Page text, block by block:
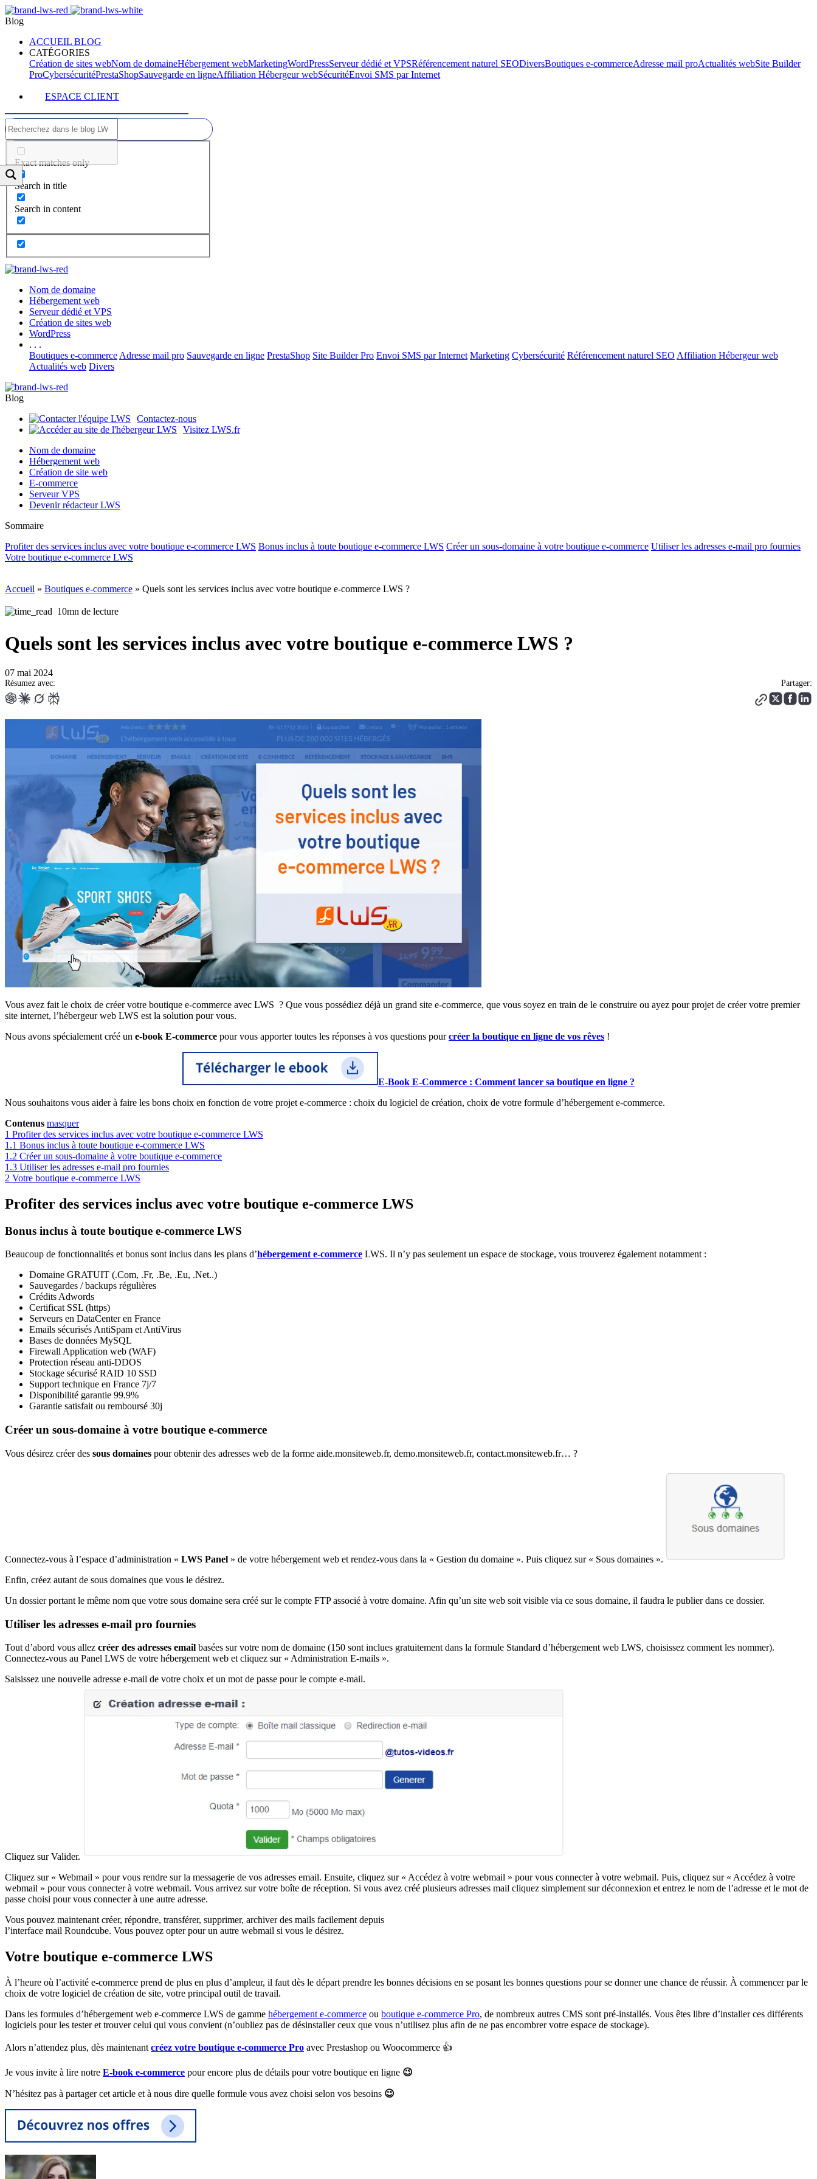
Blog
ACCUEIL BLOG
CATÉGORIES
Création de sites webNom de domaineHébergement webMarketingWordPressServeur dédié et VPSRéférencement naturel SEODiversBoutiques e-commerceAdresse mail proActualités webSite Builder
ProCybersécuritéPrestaShopSauvegarde en ligneAffiliation Hébergeur webSécuritéEnvoi SMS par Internet
ESPACE CLIENT
Exact matches only
Search in title
Search in content
Nom de domaine
Hébergement web
Serveur dédié et VPS
Création de sites web
WordPress
. . .
Boutiques e-commerce Adresse mail pro Sauvegarde en ligne PrestaShop Site Builder Pro Envoi SMS par Internet Marketing Cybersécurité Référencement naturel SEO Affiliation Hébergeur web
Actualités web Divers
Blog
Contactez-nous
Visitez LWS.fr
Nom de domaine
Hébergement web
Création de site web
E-commerce
Serveur VPS
Devenir rédacteur LWS
Sommaire
Profiter des services inclus avec votre boutique e-commerce LWS Bonus inclus à toute boutique e-commerce LWS Créer un sous-domaine à votre boutique e-commerce Utiliser les adresses e-mail pro fournies
Votre boutique e-commerce LWS
Accueil » Boutiques e-commerce » Quels sont les services inclus avec votre boutique e-commerce LWS ?
10mn de lecture
Quels sont les services inclus avec votre boutique e-commerce LWS ?
07 mai 2024
Résumez avec: Partager:
Vous avez fait le choix de créer votre boutique e-commerce avec LWS ? Que vous possédiez déjà un grand site e-commerce, que vous soyez en train de le construire ou ayez pour projet de créer votre premier
site internet, l’hébergeur web LWS est la solution pour vous.
Nous avons spécialement créé un e-book E-commerce pour vous apporter toutes les réponses à vos questions pourcréer la boutique en ligne de vos rêves !
E-Book E-Commerce : Comment lancer sa boutique en ligne ?
Nous souhaitons vous aider à faire les bons choix en fonction de votre projet e-commerce : choix du logiciel de création, choix de votre formule d’hébergement e-commerce.
Contenus masquer
1 Profiter des services inclus avec votre boutique e-commerce LWS
1.1 Bonus inclus à toute boutique e-commerce LWS
1.2 Créer un sous-domaine à votre boutique e-commerce
1.3 Utiliser les adresses e-mail pro fournies
2 Votre boutique e-commerce LWS
Profiter des services inclus avec votre boutique e-commerce LWS
Bonus inclus à toute boutique e-commerce LWS
Beaucoup de fonctionnalités et bonus sont inclus dans les plans d’hébergement e-commerce LWS. Il n’y pas seulement un espace de stockage, vous trouverez également notamment :
Domaine GRATUIT (.Com, .Fr, .Be, .Eu, .Net..)
Sauvegardes / backups régulières
Crédits Adwords
Certificat SSL (https)
Serveurs en DataCenter en France
Emails sécurisés AntiSpam et AntiVirus
Bases de données MySQL
Firewall Application web (WAF)
Protection réseau anti-DDOS
Stockage sécurisé RAID 10 SSD
Support technique en France 7j/7
Disponibilité garantie 99.9%
Garantie satisfait ou remboursé 30j
Créer un sous-domaine à votre boutique e-commerce
Vous désirez créer des sous domaines pour obtenir des adresses web de la forme aide.monsiteweb.fr, demo.monsiteweb.fr, contact.monsiteweb.fr… ?
Connectez-vous à l’espace d’administration « LWS Panel » de votre hébergement web et rendez-vous dans la « Gestion du domaine ». Puis cliquez sur « Sous domaines ».
Enfin, créez autant de sous domaines que vous le désirez.
Un dossier portant le même nom que votre sous domaine sera créé sur le compte FTP associé à votre domaine. Afin qu’un site web soit visible via ce sous domaine, il faudra le publier dans ce dossier.
Utiliser les adresses e-mail pro fournies
Tout d’abord vous allez créer des adresses email basées sur votre nom de domaine (150 sont inclues gratuitement dans la formule Standard d’hébergement web LWS, choisissez comment les nommer).
Connectez-vous au Panel LWS de votre hébergement web et cliquez sur « Administration E-mails ».
Saisissez une nouvelle adresse e-mail de votre choix et un mot de passe pour le compte e-mail.
Cliquez sur Valider.
Cliquez sur « Webmail » pour vous rendre sur la messagerie de vos adresses email. Ensuite, cliquez sur « Accédez à votre webmail » pour vous connecter à votre webmail. Puis, cliquez sur « Accédez à votre
webmail » pour vous connecter à votre webmail. Vous arrivez sur votre boîte de réception. Si vous avez créé plusieurs adresses mail cliquez simplement sur déconnexion et entrez le nom de l’adresse et le mot de
passe choisi pour vous connecter à une autre adresse.
Vous pouvez maintenant créer, répondre, transférer, supprimer, archiver des mails facilement depuis
l’interface mail Roundcube. Vous pouvez opter pour un autre webmail si vous le désirez.
Votre boutique e-commerce LWS
À l’heure où l’activité e-commerce prend de plus en plus d’ampleur, il faut dès le départ prendre les bonnes décisions en se posant les bonnes questions pour se donner une chance de réussir. À commencer par le
choix de votre logiciel de création de site, votre principal outil de travail.
Dans les formules d’hébergement web e-commerce LWS de gamme hébergement e-commerce ou boutique e-commerce Pro, de nombreux autres CMS sont pré-installés. Vous êtes libre d’installer ces différents
logiciels pour les tester et trouver celui qui vous convient (n’oubliez pas de désinstaller ceux que vous n’utilisez plus afin de ne pas encombrer votre espace de stockage).
Alors n’attendez plus, dès maintenant créez votre boutique e-commerce Pro avec Prestashop ou Woocommerce 👍
Je vous invite à lire notre E-book e-commerce pour encore plus de détails pour votre boutique en ligne 😉
N’hésitez pas à partager cet article et à nous dire quelle formule vous avez choisi selon vos besoins 😉